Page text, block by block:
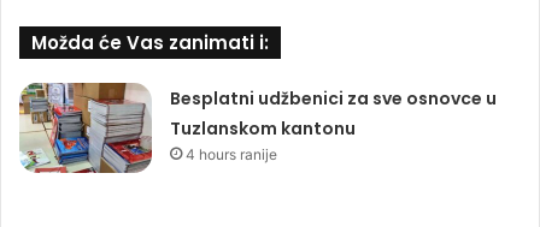
Možda će Vas zanimati i:
Besplatni udžbenici za sve osnovce u
Tuzlanskom kantonu
4 hours ranije